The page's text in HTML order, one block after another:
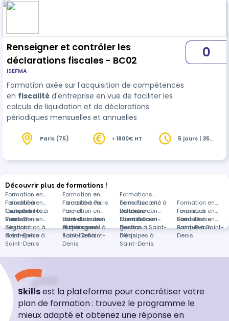
Renseigner et contrôler les
déclarations fiscales - BC02
ISEFMA
Formation axée sur l'acquisition de compétences
en fiscalité d'entreprise en vue de faciliter les
calculs de liquidation et de déclarations
périodiques mensuelles et annuelles
0
Paris (75) > 1800€ HT
5 jours | 35
Découvrir plus de formations !
Formation en
Fiscalité à
Toulouse
Formation en
Fiscalité à Paris
Formations
dans Fiscalité à
distance
Formation en
Comptabilité à
Saint-Denis
Formation en
Paie et
administration
du personnel à
Saint-Denis
Formation en
Relationnel
client à Saint-
Denis
Formation en
Finance à
Saint-Denis
Formation en
Vente et
négociation à
Saint-Denis
Formation en
Droit du travail
et dialogue
social à Saint-
Denis
Formation en
Contrôle de
gestion à Saint-
Denis
Formation en
Sécurité à
Saint-Denis
Formation en
Gestion
d'entreprise à
Saint-Denis
Formation en
Esthétique à
Saint-Denis
Formation en
Gestion
d'équipes à
Saint-Denis
Formation en
Banque à Saint-
Denis
Skillsest la plateforme pour concrétiser votre
plan de formation : trouvez le programme le
mieux adapté et obtenez une réponse en